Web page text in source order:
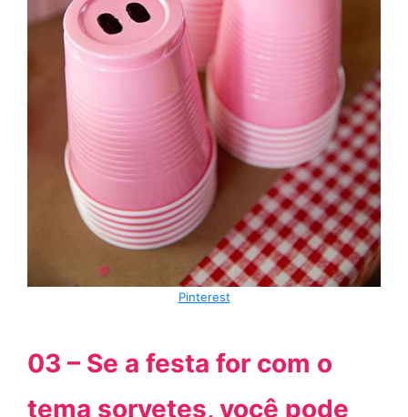
Pinterest
03 – Se a festa for com o
tema sorvetes, você pode